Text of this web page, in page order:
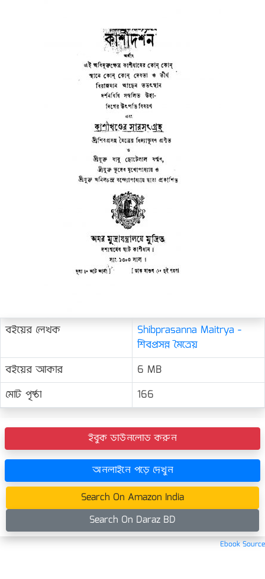
বইয়ের লেখক
Shibprasanna Maitrya -
শিবপ্রসন্ন মৈত্রেয়
বইয়ের আকার
6 MB
মোট পৃষ্ঠা
166
ইবুক ডাউনলোড করুন
অনলাইনে পড়ে দেখুন
Search On Amazon India
Search On Daraz BD
Ebook Source